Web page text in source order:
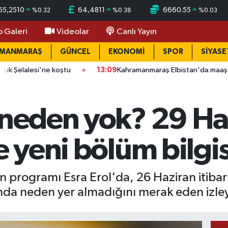
%0.32 64,4811 %0.38 6660.55 %0.03
Galeri Videolar Canlı Yayın
GÜNCEL EKONOMİ SPOR
koştu 13:09Kahramanmaraş Elbistan'da maaş krizi: 4 işçi 30
yok? 29
yeni bölüm
programı Esra Erol'da, 26 Haziran
neden yer almadığını merak eden